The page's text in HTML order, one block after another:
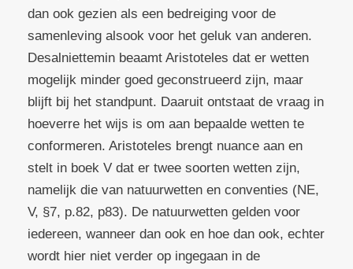
dan ook gezien als een bedreiging voor de
samenleving alsook voor het geluk van anderen.
Desalniettemin beaamt Aristoteles dat er wetten
mogelijk minder goed geconstrueerd zijn, maar
blijft bij het standpunt. Daaruit ontstaat de vraag in
hoeverre het wijs is om aan bepaalde wetten te
conformeren. Aristoteles brengt nuance aan en
stelt in boek V dat er twee soorten wetten zijn,
namelijk die van natuurwetten en conventies (NE,
V, §7, p.82, p83). De natuurwetten gelden voor
iedereen, wanneer dan ook en hoe dan ook, echter
wordt hier niet verder op ingegaan in de